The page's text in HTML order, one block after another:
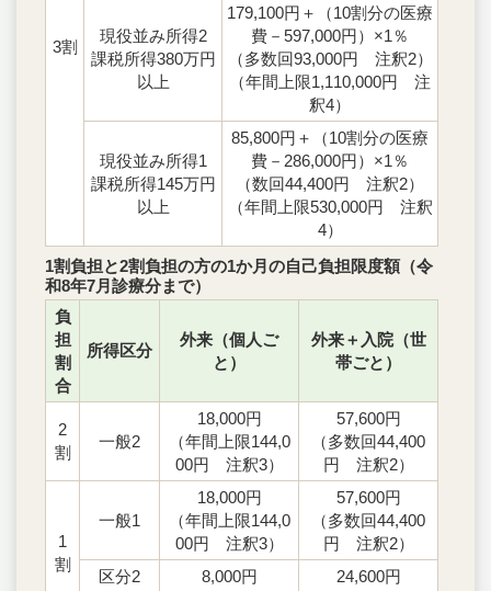
3割
現役並み所得2
課税所得380万円
以上
179,100円＋（10割分の医療
費－597,000円）×1％
（多数回93,000円 注釈2）
（年間上限1,110,000円 注
釈4）
現役並み所得1
課税所得145万円
以上
85,800円＋（10割分の医療
費－286,000円）×1％
（数回44,400円 注釈2）
（年間上限530,000円 注釈
4）
1割負担と2割負担の方の1か月の自己負担限度額（令
和8年7月診療分まで）
負
担
割
合
所得区分
外来（個人ご
と）
外来＋入院（世
帯ごと）
2
割
一般2
18,000円
（年間上限144,0
00円 注釈3）
57,600円
（多数回44,400
円 注釈2）
1
割
一般1
18,000円
（年間上限144,0
00円 注釈3）
57,600円
（多数回44,400
円 注釈2）
区分2
8,000円
24,600円